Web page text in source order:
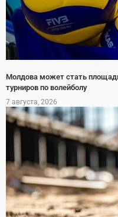
Молдова может стать
турниров по волейболу
7 августа, 2026